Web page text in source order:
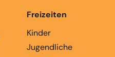
Freizeiten
Kinder
Jugendliche